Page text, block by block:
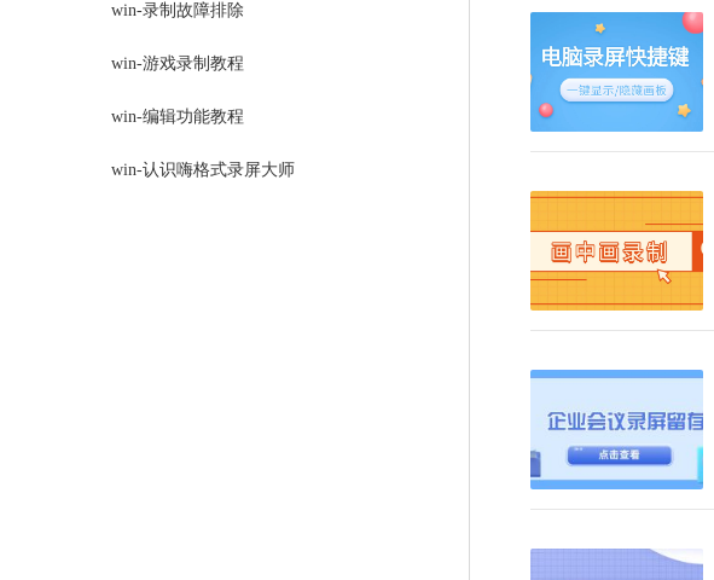
win-录制故障排除
win-游戏录制教程
win-编辑功能教程
win-认识嗨格式录屏大师